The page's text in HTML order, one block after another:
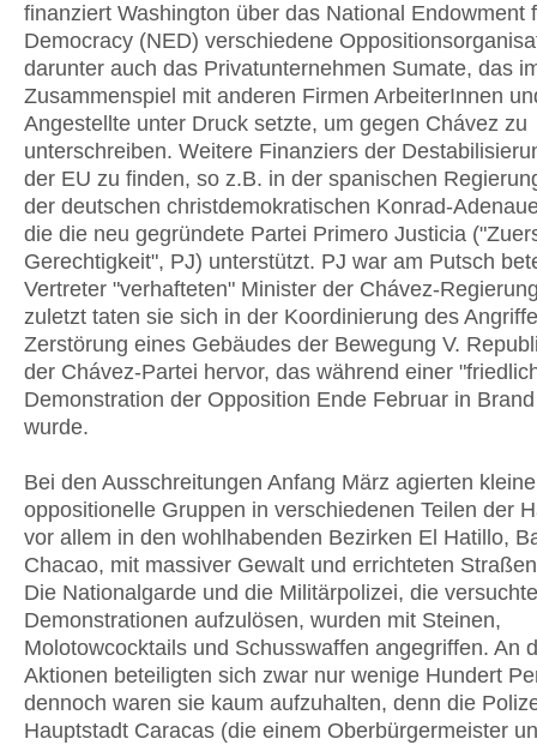
finanziert Washington über das National Endowment
Democracy (NED) verschiedene
darunter auch das Privatunternehmen Sumate, das
Zusammenspiel mit anderen Firmen ArbeiterInnen
Angestellte unter Druck setzte, um gegen Chávez zu
unterschreiben. Weitere Finanziers der
der EU zu finden, so z.B. in der spanischen
der deutschen christdemokratischen Konrad-
die die neu gegründete Partei Primero Justicia
Gerechtigkeit", PJ) unterstützt. PJ war am Putsch
Vertreter "verhafteten" Minister der Chávez-
zuletzt taten sie sich in der Koordinierung des
Zerstörung eines Gebäudes der Bewegung V.
der Chávez-Partei hervor, das während einer
Demonstration der Opposition Ende Februar in
wurde.
Bei den Ausschreitungen Anfang März agierten kleine
oppositionelle Gruppen in verschiedenen Teilen der
vor allem in den wohlhabenden Bezirken El Hatillo,
Chacao, mit massiver Gewalt und errichteten
Die Nationalgarde und die Militärpolizei, die
Demonstrationen aufzulösen, wurden mit Steinen,
Molotowcocktails und Schusswaffen angegriffen. An
Aktionen beteiligten sich zwar nur wenige Hundert
dennoch waren sie kaum aufzuhalten, denn die
Hauptstadt Caracas (die einem Oberbürgermeister